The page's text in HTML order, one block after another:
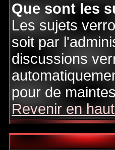
Que sont les
Les sujets
soit par
discussions
pour de
Revenir en